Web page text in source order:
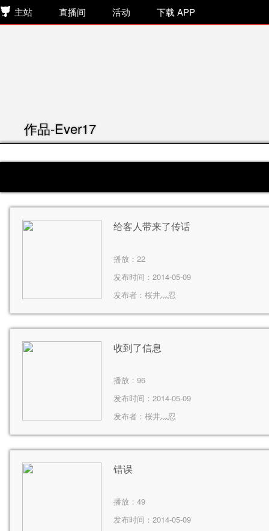
主站 直播间 活动 下载 APP
作品-Ever17
给客人带来了传话
播放： 22
发布时间：2014-05-09
发布者： 桜井灬忍
收到了信息
播放： 96
发布时间：2014-05-09
发布者： 桜井灬忍
错误
播放： 49
发布时间：2014-05-09